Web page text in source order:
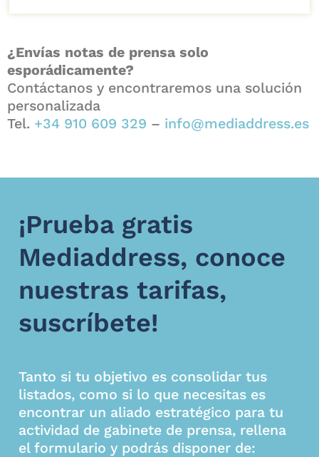
¿Envías notas de prensa solo
esporádicamente?
Contáctanos y encontraremos una solución
personalizada
Tel. +34 910 609 329 – info@mediaddress.es
¡Prueba gratis
Mediaddress, conoce
nuestras tarifas,
suscríbete!
Tanto si tu objetivo es consolidar tus
listados, como si lo que necesitas es
encontrar un aliado estratégico para tu
actividad de gabinete de prensa, rellena
el formulario y podrás disponer de: